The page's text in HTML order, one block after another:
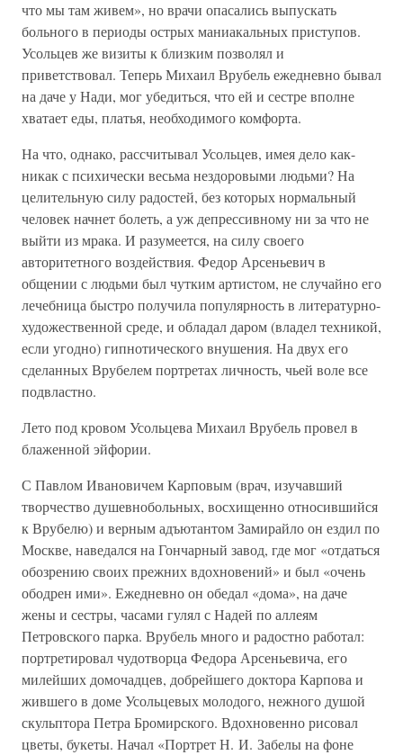
что мы там живем», но врачи опасались выпускать
больного в периоды острых маниакальных приступов.
Усольцев же визиты к близким позволял и
приветствовал. Теперь Михаил Врубель ежедневно бывал
на даче у Нади, мог убедиться, что ей и сестре вполне
хватает еды, платья, необходимого комфорта.
На что, однако, рассчитывал Усольцев, имея дело как-
никак с психически весьма нездоровыми людьми? На
целительную силу радостей, без которых нормальный
человек начнет болеть, а уж депрессивному ни за что не
выйти из мрака. И разумеется, на силу своего
авторитетного воздействия. Федор Арсеньевич в
общении с людьми был чутким артистом, не случайно его
лечебница быстро получила популярность в литературно-
художественной среде, и обладал даром (владел техникой,
если угодно) гипнотического внушения. На двух его
сделанных Врубелем портретах личность, чьей воле все
подвластно.
Лето под кровом Усольцева Михаил Врубель провел в
блаженной эйфории.
С Павлом Ивановичем Карповым (врач, изучавший
творчество душевнобольных, восхищенно относившийся
к Врубелю) и верным адъютантом Замирайло он ездил по
Москве, наведался на Гончарный завод, где мог «отдаться
обозрению своих прежних вдохновений» и был «очень
ободрен ими». Ежедневно он обедал «дома», на даче
жены и сестры, часами гулял с Надей по аллеям
Петровского парка. Врубель много и радостно работал:
портретировал чудотворца Федора Арсеньевича, его
милейших домочадцев, добрейшего доктора Карпова и
жившего в доме Усольцевых молодого, нежного душой
скульптора Петра Бромирского. Вдохновенно рисовал
цветы, букеты. Начал «Портрет Н. И. Забелы на фоне